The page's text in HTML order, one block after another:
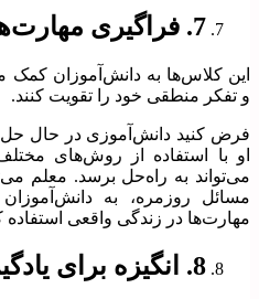
7. فراگیری مهارت‌های حل مسئله
این کلاس‌ها به دانش‌آموزان
و تفکر منطقی خود را تقویت کنند.
فرض کنید دانش‌آموزی در حال
او با استفاده از روش‌های
می‌تواند به راه‌حل برسد. معلم
مسائل روزمره، به
مهارت‌ها در زندگی واقعی استفاده
8. انگیزه برای یادگیری